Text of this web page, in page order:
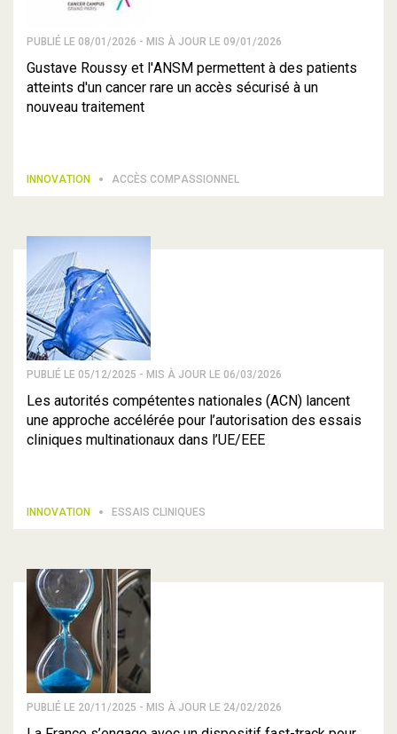
PUBLIÉ LE 08/01/2026 - MIS À JOUR LE 09/01/2026
Gustave Roussy et l'ANSM permettent à des patients
atteints d'un cancer rare un accès sécurisé à un
nouveau traitement
INNOVATION ACCÈS COMPASSIONNEL
PUBLIÉ LE 05/12/2025 - MIS À JOUR LE 06/03/2026
Les autorités compétentes nationales (ACN) lancent
une approche accélérée pour l’autorisation des essais
cliniques multinationaux dans l’UE/EEE
INNOVATION ESSAIS CLINIQUES
PUBLIÉ LE 20/11/2025 - MIS À JOUR LE 24/02/2026